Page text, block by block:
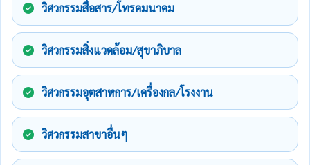
วิศวกรรมสื่อสาร/โทรคมนาคม
วิศวกรรมสิ่งแวดล้อม/สุขาภิบาล
วิศวกรรมอุตสาหการ/เครื่องกล/โรงงาน
วิศวกรรมสาขาอื่นๆ